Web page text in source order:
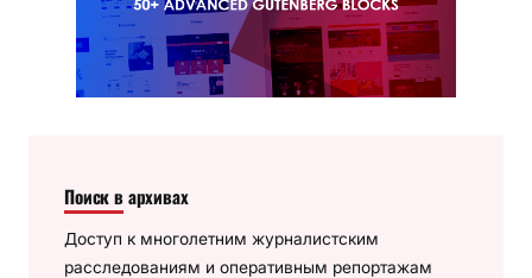
Поиск в архивах
Доступ к многолетним журналистским
расследованиям и оперативным репортажам